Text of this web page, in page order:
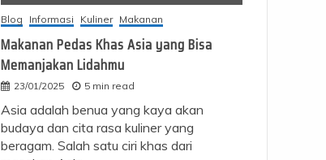
Blog Informasi Kuliner Makanan
Makanan Pedas Khas Asia yang Bisa
Memanjakan Lidahmu
23/01/2025 5 min read
Asia adalah benua yang kaya akan
budaya dan cita rasa kuliner yang
beragam. Salah satu ciri khas dari